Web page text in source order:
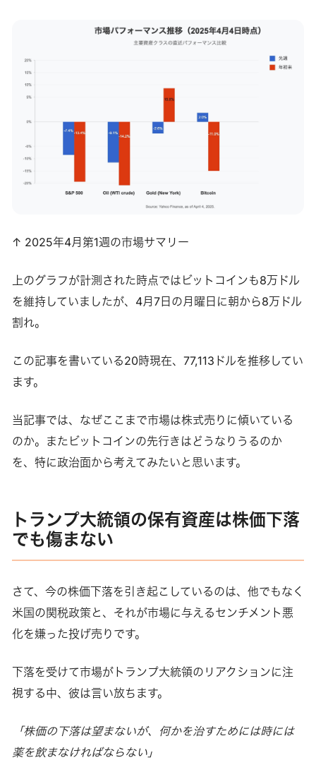
↑ 2025年4月第1週の市場サマリー
上のグラフが計測された時点ではビットコインも8万ドル
を維持していましたが、4月7日の月曜日に朝から8万ドル
割れ。
この記事を書いている20時現在、77,113ドルを推移してい
ます。
当記事では、なぜここまで市場は株式売りに傾いている
のか。またビットコインの先行きはどうなりうるのか
を、特に政治面から考えてみたいと思います。
トランプ大統領の保有資産は株価下落
でも傷まない
さて、今の株価下落を引き起こしているのは、他でもなく
米国の関税政策と、それが市場に与えるセンチメント悪
化を嫌った投げ売りです。
下落を受けて市場がトランプ大統領のリアクションに注
視する中、彼は言い放ちます。
「株価の下落は望まないが、何かを治すためには時には
薬を飲まなければならない」